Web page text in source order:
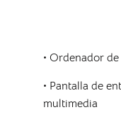
• Ordenador
• Pantalla de
multimedia